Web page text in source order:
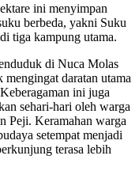
ini menyimpan
berbeda, yakni Suku
tiga kampung utama.
di Nuca Molas
daratan utama
ini juga
sehari-hari oleh warga
Peji. Keramahan warga
setempat menjadi
terasa lebih